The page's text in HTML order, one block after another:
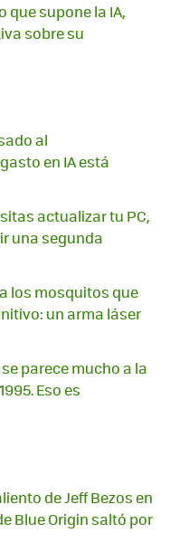
que supone la IA,
sobre su
al
en IA está
actualizar tu PC,
una segunda
los mosquitos que
un arma láser
parece mucho a la
Eso es
de Jeff Bezos en
Blue Origin saltó por